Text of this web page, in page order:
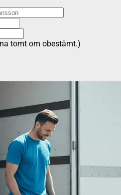
tomt om obestämt.)